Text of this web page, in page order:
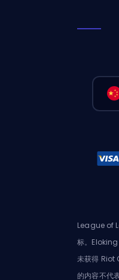
League of
标。
未获得 Riot
的内容不代